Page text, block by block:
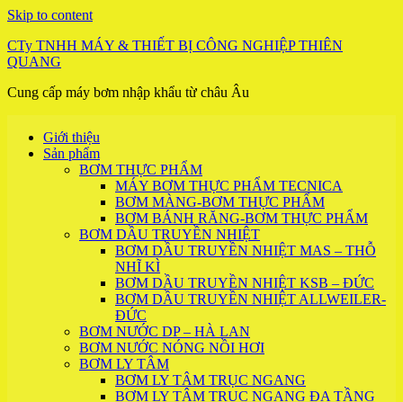
Skip to content
CTy TNHH MÁY & THIẾT BỊ CÔNG NGHIỆP THIÊN
QUANG
Cung cấp máy bơm nhập khẩu từ châu Âu
Giới thiệu
Sản phẩm
BƠM THỰC PHẨM
MÁY BƠM THỰC PHẨM TECNICA
BƠM MÀNG-BƠM THỰC PHẨM
BƠM BÁNH RĂNG-BƠM THỰC PHẨM
BƠM DẦU TRUYỀN NHIỆT
BƠM DẦU TRUYỀN NHIỆT MAS – THỖ
NHĨ KÌ
BƠM DẦU TRUYỀN NHIỆT KSB – ĐỨC
BƠM DẦU TRUYỀN NHIỆT ALLWEILER-
ĐỨC
BƠM NƯỚC DP – HÀ LAN
BƠM NƯỚC NÓNG NỒI HƠI
BƠM LY TÂM
BƠM LY TÂM TRỤC NGANG
BƠM LY TÂM TRỤC NGANG ĐA TẦNG